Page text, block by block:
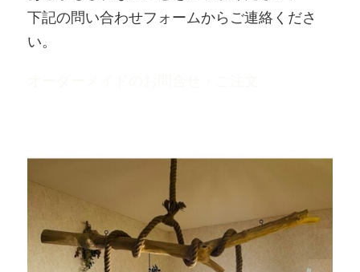
下記の問い合わせフォームからご連絡くださ
い。